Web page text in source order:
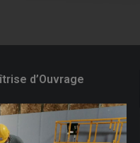
d’Ouvrage